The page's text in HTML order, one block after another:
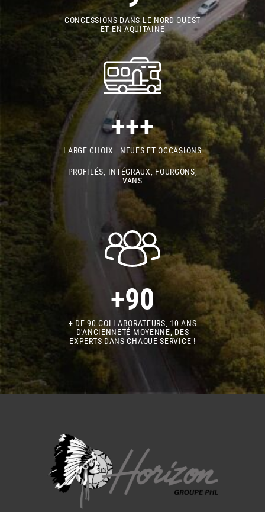
CONCESSIONS DANS LE NORD OUEST
ET EN AQUITAINE
+++
LARGE CHOIX : NEUFS ET OCCASIONS
PROFILÉS, INTÉGRAUX, FOURGONS,
VANS
+90
+ DE 90 COLLABORATEURS, 10 ANS
D'ANCIENNETÉ MOYENNE, DES
EXPERTS DANS CHAQUE SERVICE !